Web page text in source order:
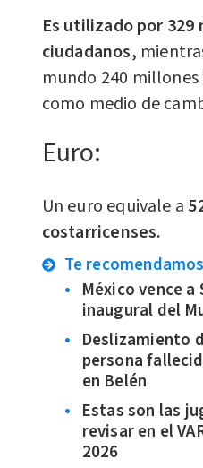
Es utilizado por 329
ciudadanos,
mundo 240
como medio de
Euro:
​Un euro equivale a
costarricenses.
Te
México vence
inaugural del
Deslizamiento
persona
en Belén
Estas son las
revisar en el
2026